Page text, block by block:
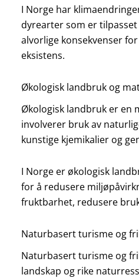
I Norge har
dyrearter som er tilpasset
alvorlige konsekvenser
eksistens.
Økologisk landbruk og
Økologisk landbruk er en
involverer bruk av
kunstige kjemikalier og
I Norge er økologisk
for å redusere
fruktbarhet, redusere
Naturbasert turisme og
Naturbasert turisme og
landskap og rike